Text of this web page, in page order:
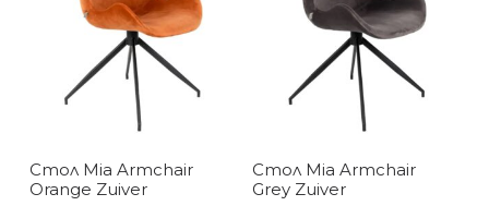
Стол Mia Armchair
Orange Zuiver
Стол Mia Armchair
Grey Zuiver